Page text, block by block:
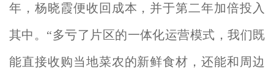
年，杨晓霞便收回成本，并于第二年加倍投入
其中。“多亏了片区的一体化运营模式，我们既
能直接收购当地菜农的新鲜食材，还能和周边